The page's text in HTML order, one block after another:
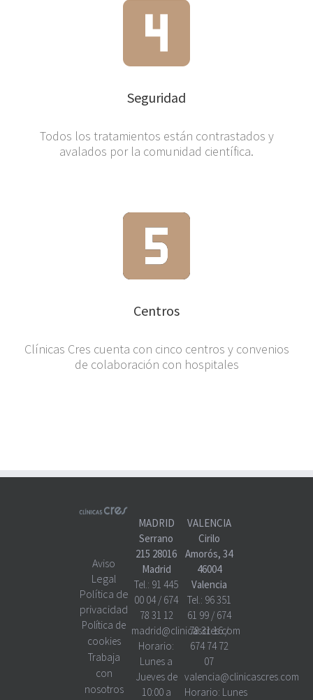
Seguridad
Todos los tratamientos están contrastados y
avalados por la comunidad científica.
Centros
Clínicas Cres cuenta con cinco centros y convenios
de colaboración con hospitales
Aviso
Legal
Política de
privacidad
Política de
cookies
Trabaja
con
nosotros
MADRID
Serrano
215 28016
Madrid
Tel.: 91 445
00 04/ 674
78 31 12
madrid@clinicascres.com
Horario:
Lunes a
Jueves de
10:00 a
VALENCIA
Cirilo
Amorós, 34
46004
Valencia
Tel.: 96 351
61 99/ 674
78 31 16/
674 74 72
07
valencia@clinicascres.com
Horario: Lunes